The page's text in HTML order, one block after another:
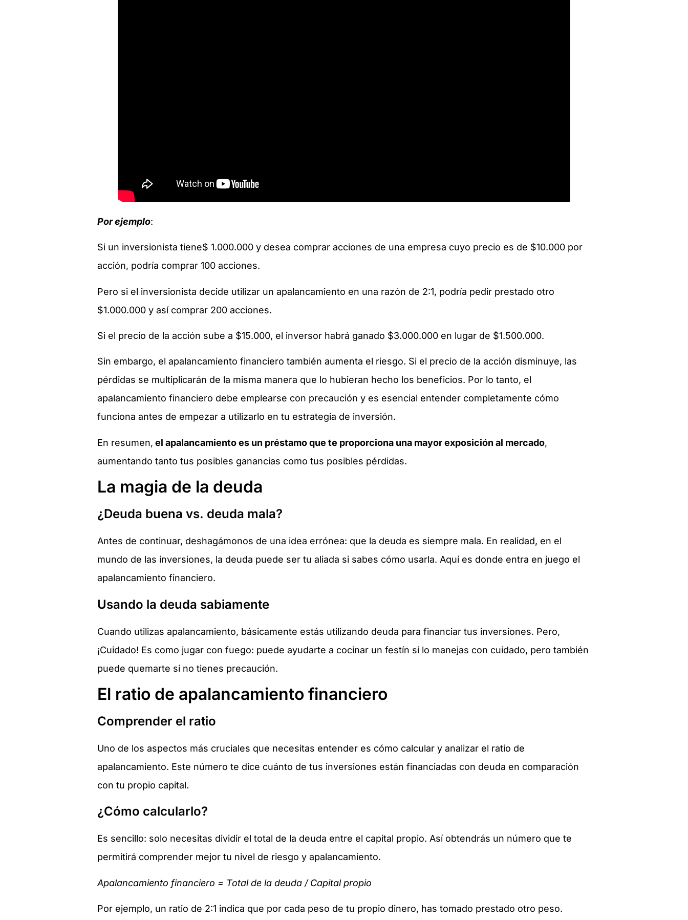
Por ejemplo:
Si un inversionista tiene$ 1.000.000 y desea comprar acciones de una empresa cuyo precio es de $10.000 por
acción, podría comprar 100 acciones.
Pero si el inversionista decide utilizar un apalancamiento en una razón de 2:1, podría pedir prestado otro
$1.000.000 y así comprar 200 acciones.
Si el precio de la acción sube a $15.000, el inversor habrá ganado $3.000.000 en lugar de $1.500.000.
Sin embargo, el apalancamiento financiero también aumenta el riesgo. Si el precio de la acción disminuye, las
pérdidas se multiplicarán de la misma manera que lo hubieran hecho los beneficios. Por lo tanto, el
apalancamiento financiero debe emplearse con precaución y es esencial entender completamente cómo
funciona antes de empezar a utilizarlo en tu estrategia de inversión.
En resumen, el apalancamiento es un préstamo que te proporciona una mayor exposición al mercado,
aumentando tanto tus posibles ganancias como tus posibles pérdidas.
La magia de la deuda
¿Deuda buena vs. deuda mala?
Antes de continuar, deshagámonos de una idea errónea: que la deuda es siempre mala. En realidad, en el
mundo de las inversiones, la deuda puede ser tu aliada si sabes cómo usarla. Aquí es donde entra en juego el
apalancamiento financiero.
Usando la deuda sabiamente
Cuando utilizas apalancamiento, básicamente estás utilizando deuda para financiar tus inversiones. Pero,
¡Cuidado! Es como jugar con fuego: puede ayudarte a cocinar un festín si lo manejas con cuidado, pero también
puede quemarte si no tienes precaución.
El ratio de apalancamiento financiero
Comprender el ratio
Uno de los aspectos más cruciales que necesitas entender es cómo calcular y analizar el ratio de
apalancamiento. Este número te dice cuánto de tus inversiones están financiadas con deuda en comparación
con tu propio capital.
¿Cómo calcularlo?
Es sencillo: solo necesitas dividir el total de la deuda entre el capital propio. Así obtendrás un número que te
permitirá comprender mejor tu nivel de riesgo y apalancamiento.
Apalancamiento financiero = Total de la deuda / Capital propio
Por ejemplo, un ratio de 2:1 indica que por cada peso de tu propio dinero, has tomado prestado otro peso.